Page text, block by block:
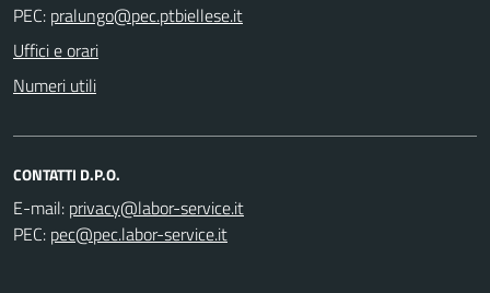
PEC:
Uffici e orari
Numeri utili
CONTATTI D.P.O.
E-mail:
PEC: